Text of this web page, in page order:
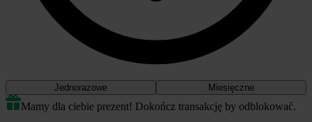
Jednorazowe Miesięczne
Mamy dla ciebie prezent! Dokończ transakcję by odblokować.